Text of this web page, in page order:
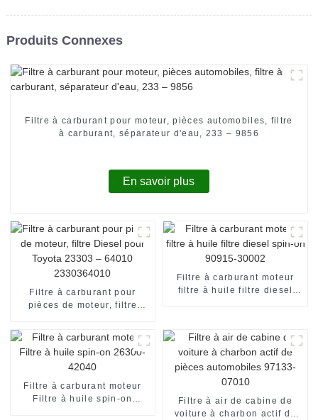
Produits Connexes
Filtre à carburant pour moteur, pièces automobiles, filtre
à carburant, séparateur d'eau, 233 – 9856
En savoir plus
Filtre à carburant pour
pièces de moteur, filtre
Filtre à carburant moteur
filtre à huile filtre diesel
Filtre à carburant moteur
Filtre à huile spin-on
Filtre à air de cabine de
voiture à charbon actif de